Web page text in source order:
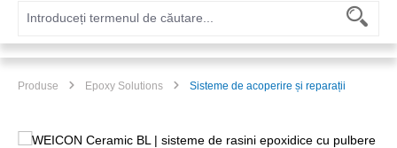
Produse Epoxy Solutions Sisteme de acoperire și reparații
Sari peste galeria de imagini